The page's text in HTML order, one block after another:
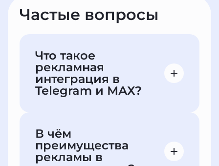
Частые вопросы
Что такое
рекламная
интеграция в
Telegram и МАХ?
в публичных и приватных каналах в
Telegram и MAX. Можно
публиковать текст, фото, видео и
В чём
преимущества
рекламы в